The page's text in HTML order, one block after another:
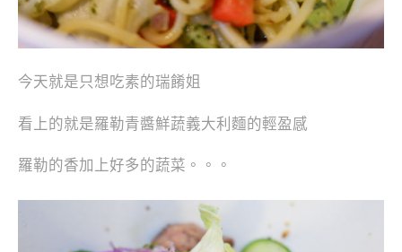
今天就是只想吃素的瑞餚姐
看上的就是羅勒青醬鮮蔬義大利麵的輕盈感
羅勒的香加上好多的蔬菜。。。